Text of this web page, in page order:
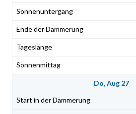
Do, Aug 27